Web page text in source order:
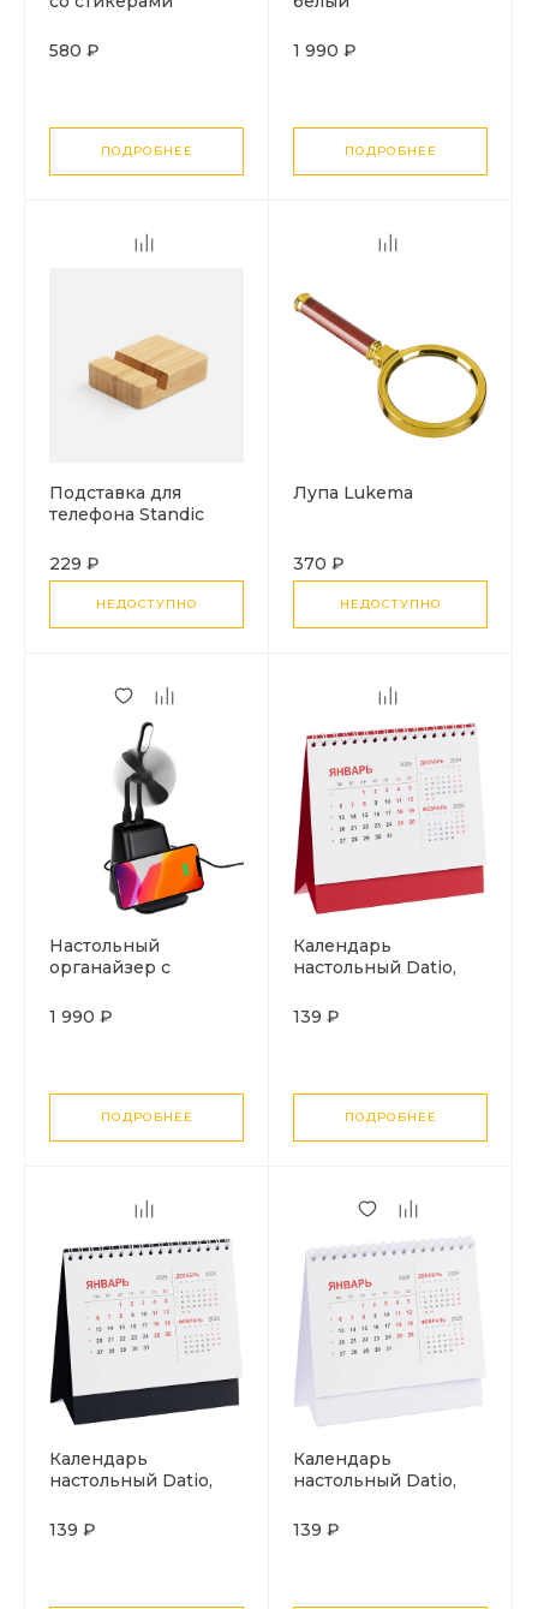
черный
580 ₽
ПОДРОБНЕЕ
1 990 ₽
ПОДРОБНЕЕ
Подставка для
телефона Standic
229 ₽
НЕДОСТУПНО
Лупа Lukema
370 ₽
НЕДОСТУПНО
Настольный
органайзер с
вентилятором и
1 990 ₽
ПОДРОБНЕЕ
Календарь
настольный Datio,
139 ₽
ПОДРОБНЕЕ
Календарь
настольный Datio,
139 ₽
Календарь
настольный Datio,
139 ₽